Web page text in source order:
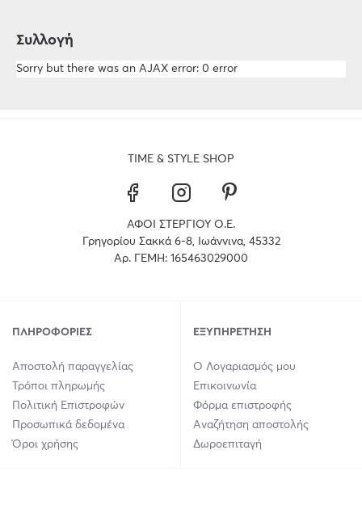
Συλλογή
Sorry but there was an AJAX error: 0 error
TIME & STYLE SHOP
ΑΦΟΙ ΣΤΕΡΓΙΟΥ Ο.Ε.
Γρηγορίου Σακκά 6-8, Ιωάννινα, 45332
Αρ. ΓΕΜΗ: 165463029000
ΠΛΗΡΟΦΟΡΊΕΣ
Αποστολή παραγγελίας
Τρόποι πληρωμής
Πολιτική Επιστροφών
Προσωπικά δεδομένα
Όροι χρήσης
ΕΞΥΠΗΡΈΤΗΣΗ
Ο Λογαριασμός μου
Επικοινωνία
Φόρμα επιστροφής
Αναζήτηση αποστολής
Δωροεπιταγή